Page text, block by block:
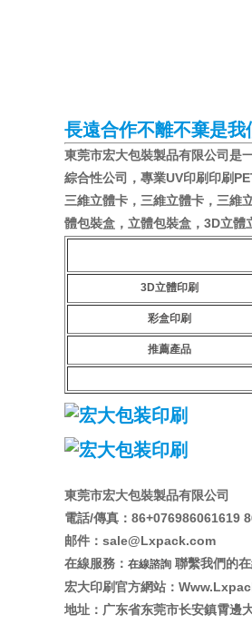
長遠合作不離不棄是我
東莞市宏大包裝製品有限公司是
綜合性公司，專業UV印刷印刷
三維立體卡，三維立體卡，三維
體包裝盒，立體包裝盒，3D立體
3D立體印刷
彩盒印刷
推薦產品
東莞市宏大包裝製品有限公司
電話/傳真：86+076986061619
邮件：sale@Lxpack.com
在線服務： 在線諮詢 聯繫我們的
宏大印刷官方網站：
地址：广东省东莞市长安鎮霄邊